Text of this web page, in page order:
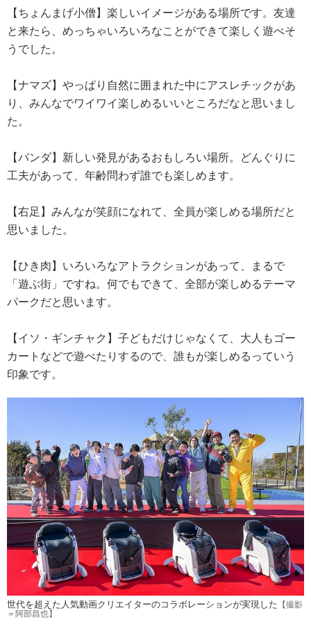
【ちょんまげ小僧】楽しいイメージがある場所です。友達
と来たら、めっちゃいろいろなことができて楽しく遊べそ
うでした。
【ナマズ】やっぱり自然に囲まれた中にアスレチックがあ
り、みんなでワイワイ楽しめるいいところだなと思いまし
た。
【パンダ】新しい発見があるおもしろい場所。どんぐりに
工夫があって、年齢問わず誰でも楽しめます。
【右足】みんなが笑顔になれて、全員が楽しめる場所だと
思いました。
【ひき肉】いろいろなアトラクションがあって、まるで
「遊ぶ街」ですね。何でもできて、全部が楽しめるテーマ
パークだと思います。
【イソ・ギンチャク】子どもだけじゃなくて、大人もゴー
カートなどで遊べたりするので、誰もが楽しめるっていう
印象です。
世代を超えた人気動画クリエイターのコラボレーションが実現した 【撮影
＝阿部昌也】